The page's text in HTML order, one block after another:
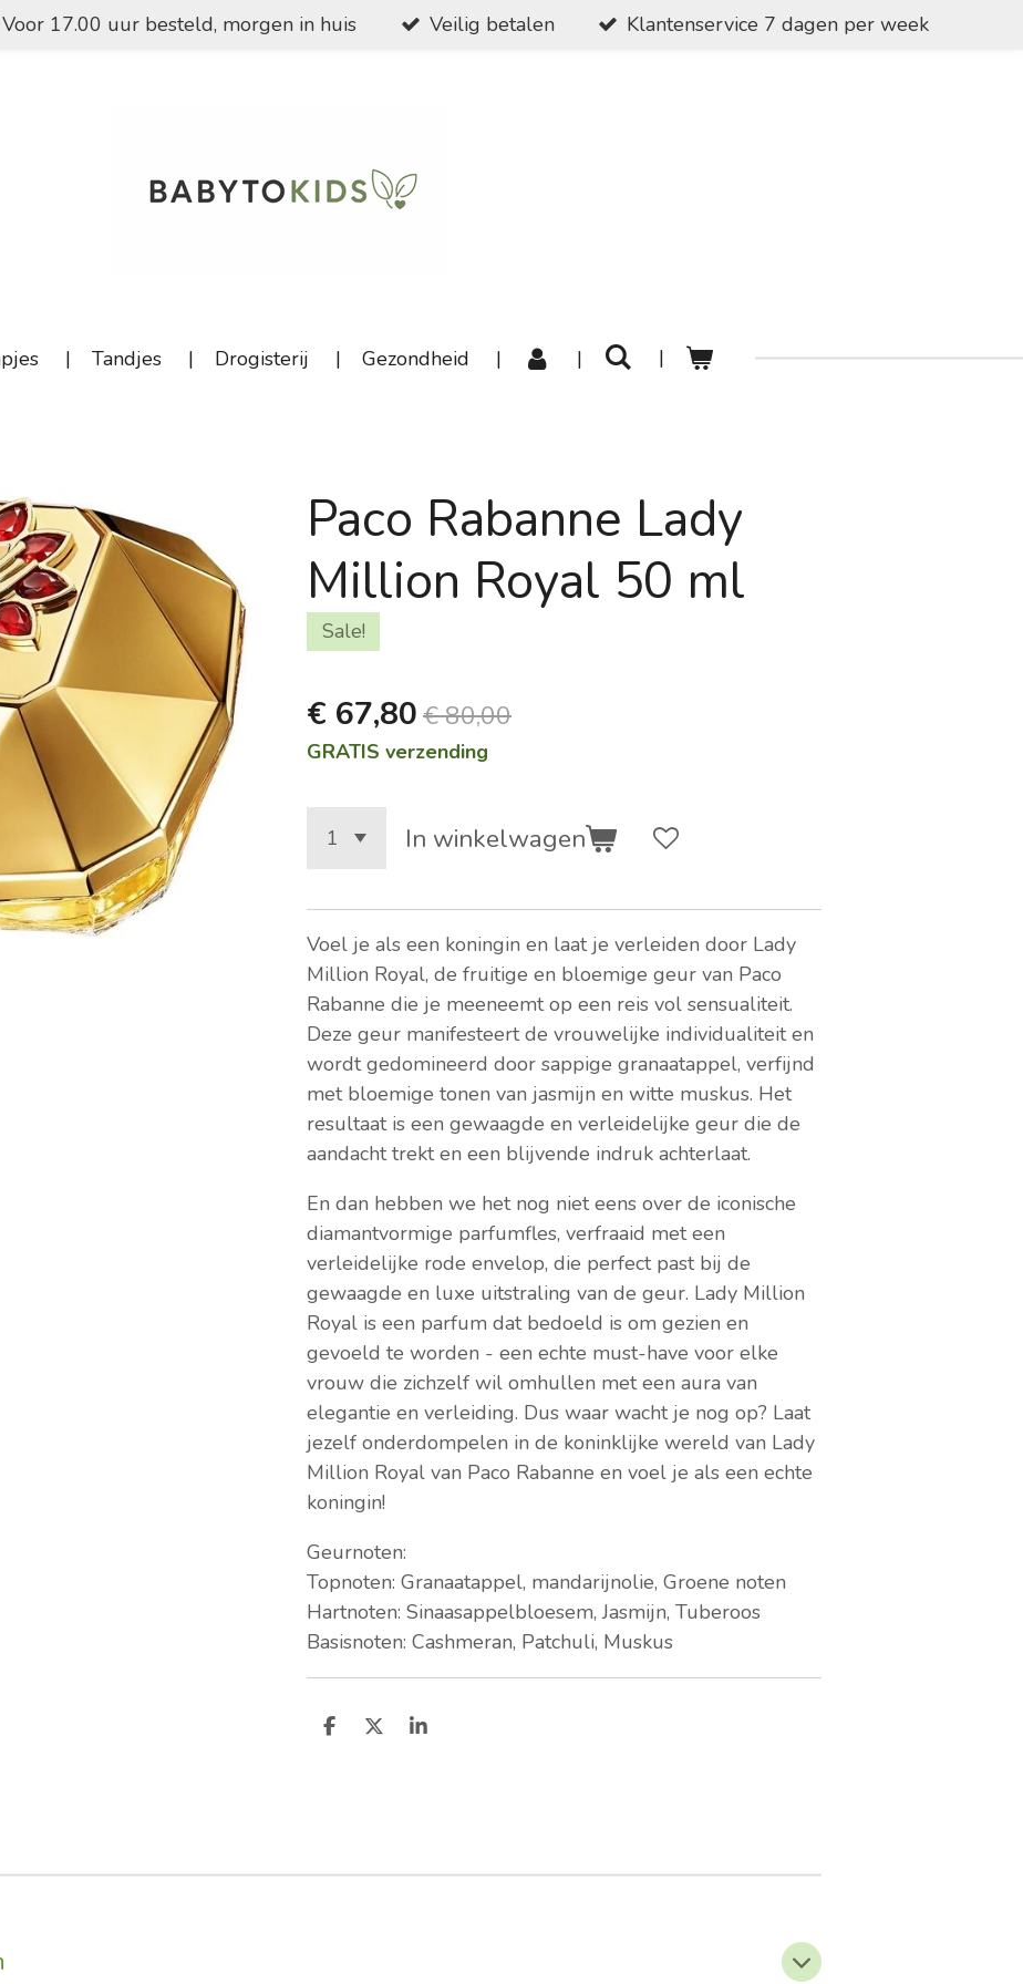
Voor 17.00 uur besteld, morgen in huis Veilig betalen Klantenservice 7 dagen per week
Tandjes Drogisterij Gezondheid
Paco Rabanne Lady
Million Royal 50 ml
Sale!
€ 67,80€ 80,00
GRATIS verzending
In winkelwagen
Voel je als een koningin en laat je verleiden door Lady
Million Royal, de fruitige en bloemige geur van Paco
Rabanne die je meeneemt op een reis vol sensualiteit.
Deze geur manifesteert de vrouwelijke individualiteit en
wordt gedomineerd door sappige granaatappel, verfijnd
met bloemige tonen van jasmijn en witte muskus. Het
resultaat is een gewaagde en verleidelijke geur die de
aandacht trekt en een blijvende indruk achterlaat.
En dan hebben we het nog niet eens over de iconische
diamantvormige parfumfles, verfraaid met een
verleidelijke rode envelop, die perfect past bij de
gewaagde en luxe uitstraling van de geur. Lady Million
Royal is een parfum dat bedoeld is om gezien en
gevoeld te worden - een echte must-have voor elke
vrouw die zichzelf wil omhullen met een aura van
elegantie en verleiding. Dus waar wacht je nog op? Laat
jezelf onderdompelen in de koninklijke wereld van Lady
Million Royal van Paco Rabanne en voel je als een echte
koningin!
Geurnoten:
Topnoten: Granaatappel, mandarijnolie, Groene noten
Hartnoten: Sinaasappelbloesem, Jasmijn, Tuberoos
Basisnoten: Cashmeran, Patchuli, Muskus
D
D
S